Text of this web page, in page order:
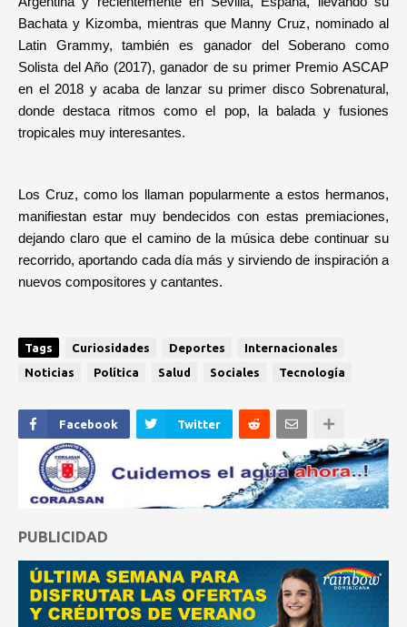
Bachata y Kizomba, mientras que Manny Cruz, nominado al
Latin Grammy, también es ganador del Soberano como
Solista del Año (2017), ganador de su primer Premio ASCAP
en el 2018 y acaba de lanzar su primer disco Sobrenatural,
donde destaca ritmos como el pop, la balada y fusiones
tropicales muy interesantes.
Los Cruz, como los llaman popularmente a estos hermanos,
manifiestan estar muy bendecidos con estas premiaciones,
dejando claro que el camino de la música debe continuar su
recorrido, aportando cada día más y sirviendo de inspiración a
nuevos compositores y cantantes.
Tags Curiosidades Deportes
Internacionales
Noticias
Política Salud Sociales Tecnología
Facebook Twitter
PUBLICIDAD